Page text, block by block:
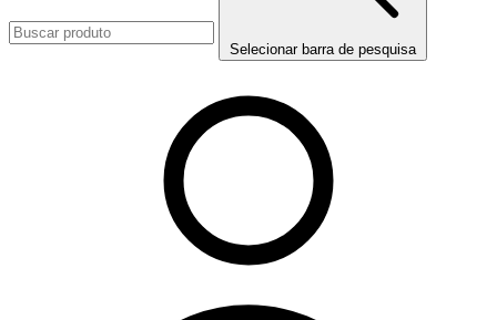
Selecionar barra de pesquisa